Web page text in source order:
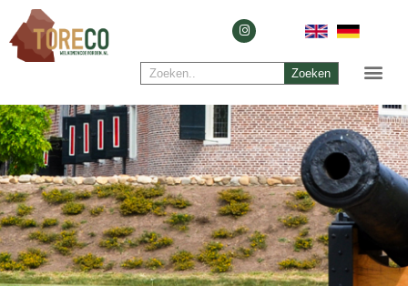
Zoeken